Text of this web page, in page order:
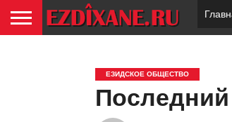
ЕЗИДСКОЕ ОБЩЕСТВО